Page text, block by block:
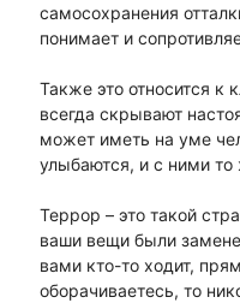
самосохранения
понимает и
Также это относится
всегда скрывают
может иметь на уме
улыбаются, и с ними
Террор – это такой
ваши вещи были
вами кто-то ходит,
оборачиваетесь, то